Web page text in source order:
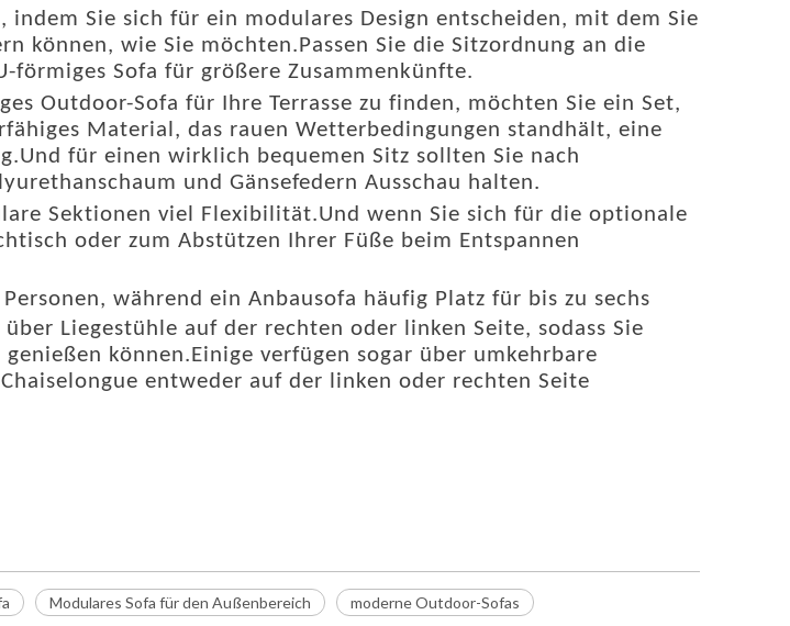
indem Sie sich für ein modulares Design entscheiden, mit dem Sie
können, wie Sie möchten.Passen Sie die Sitzordnung an die
förmiges Sofa für größere Zusammenkünfte.
Outdoor-Sofa für Ihre Terrasse zu finden, möchten Sie ein Set,
Material, das rauen Wetterbedingungen standhält, eine
für einen wirklich bequemen Sitz sollten Sie nach
und Gänsefedern Ausschau halten.
Sektionen viel Flexibilität.Und wenn Sie sich für die optionale
oder zum Abstützen Ihrer Füße beim Entspannen
während ein Anbausofa häufig Platz für bis zu sechs
über Liegestühle auf der rechten oder linken Seite, sodass Sie
können.Einige verfügen sogar über umkehrbare
entweder auf der linken oder rechten Seite
Modulares Sofa für den Außenbereich moderne Outdoor-Sofas